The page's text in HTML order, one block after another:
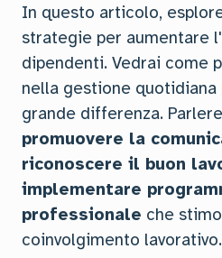
In questo articolo,
strategie per aumentare
dipendenti. Vedrai come
nella gestione quotidiana
grande differenza.
promuovere la
riconoscere il buon
implementare
professionale che
coinvolgimento lavorativo.